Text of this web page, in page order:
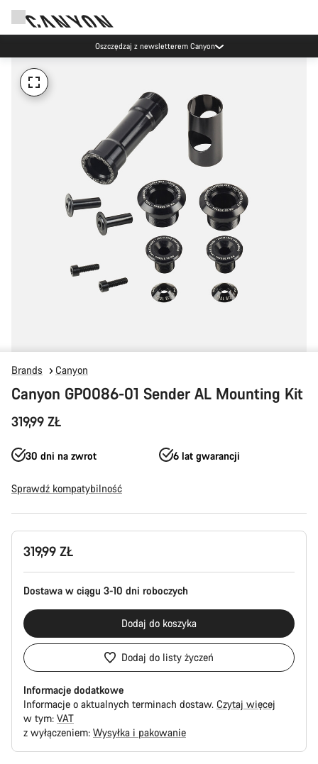
Oszczędzaj z newsletterem Canyon
Brands Canyon
Canyon GP0086-01 Sender AL Mounting Kit
319,99 ZŁ
30 dni na zwrot 6 lat gwarancji
Sprawdź kompatybilność
Konfiguracja
produktu
319,99 ZŁ
Dostawa w ciągu 3-10 dni roboczych
Dodaj do koszyka
Dodaj do listy życzeń
Informacje dodatkowe
Informacje o aktualnych terminach dostaw. Czytaj więcej
w tym: VAT
z wyłączeniem: Wysyłka i pakowanie